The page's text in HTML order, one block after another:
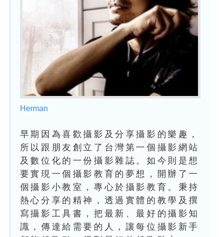
Herman
早期因為喜歡攝影及分享攝影的樂趣，
所以跟朋友創立了台灣第一個攝影網站
及數位化的一份攝影雜誌。如今則是想
要實現一個攝影教育的夢想，開辦了一
個攝影小教室，專心於攝影教育。秉持
熱心分享的精神，透過實體的教學及撰
寫攝影工具書，把最新、最好的攝影知
識，傳達給需要的人，讓每位攝影新手